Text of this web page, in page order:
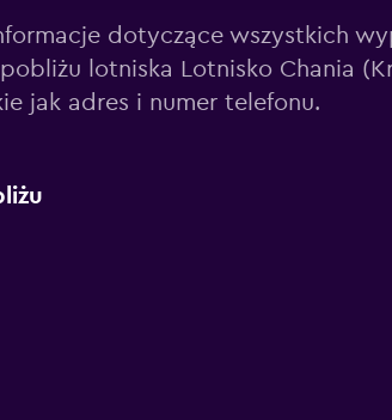
dotyczące wszystkich
lotniska Lotnisko Chania
jak adres i numer telefonu.